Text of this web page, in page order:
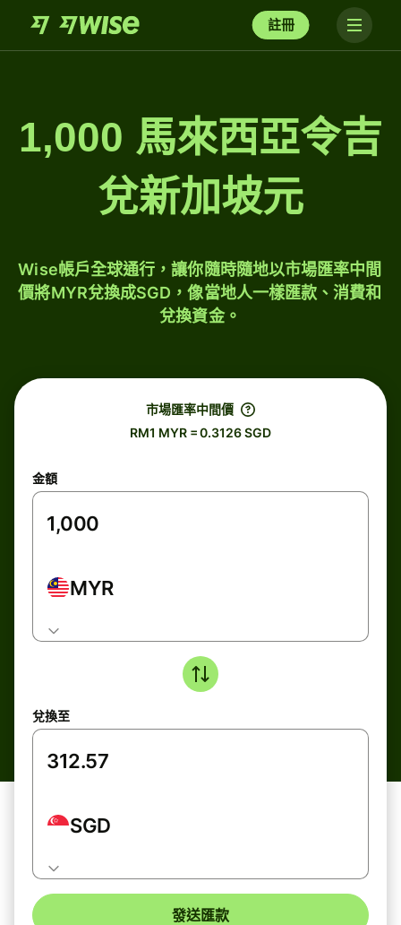
註冊
1,000 馬來西亞令吉
兌新加坡元
Wise帳戶全球通行，讓你隨時隨地以市場匯率中間
價將MYR兌換成SGD，像當地人一樣匯款、消費和
兌換資金。
市場匯率中間價
RM1 MYR = 0.3126 SGD
金額
MYR
兌換至
SGD
發送匯款